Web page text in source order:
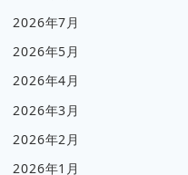
2026年7月
2026年5月
2026年4月
2026年3月
2026年2月
2026年1月